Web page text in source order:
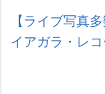
【ライブ写真
イアガラ・レ